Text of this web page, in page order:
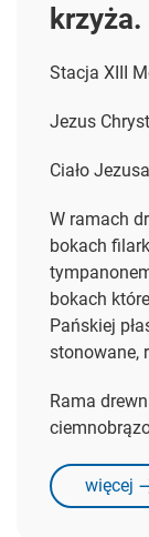
krzyża.
Stacja XIII
Jezus
Ciało
W ramach
bokach
bokach
Pańskiej
stonowane,
Rama
więcej